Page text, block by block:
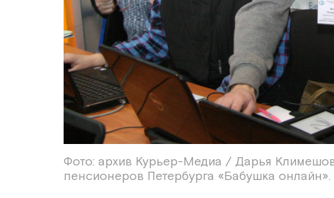
Фото: архив Курьер-Медиа / Дарья
пенсионеров Петербурга «Бабушка